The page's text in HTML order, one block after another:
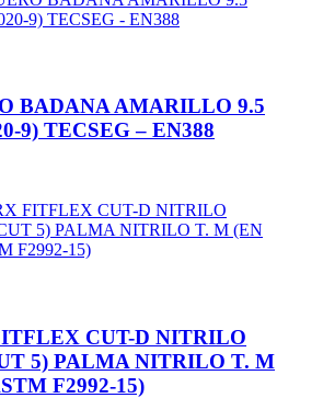
BADANA AMARILLO 9.5
9) TECSEG – EN388
CUT-D NITRILO
5) PALMA NITRILO T. M
F2992-15)